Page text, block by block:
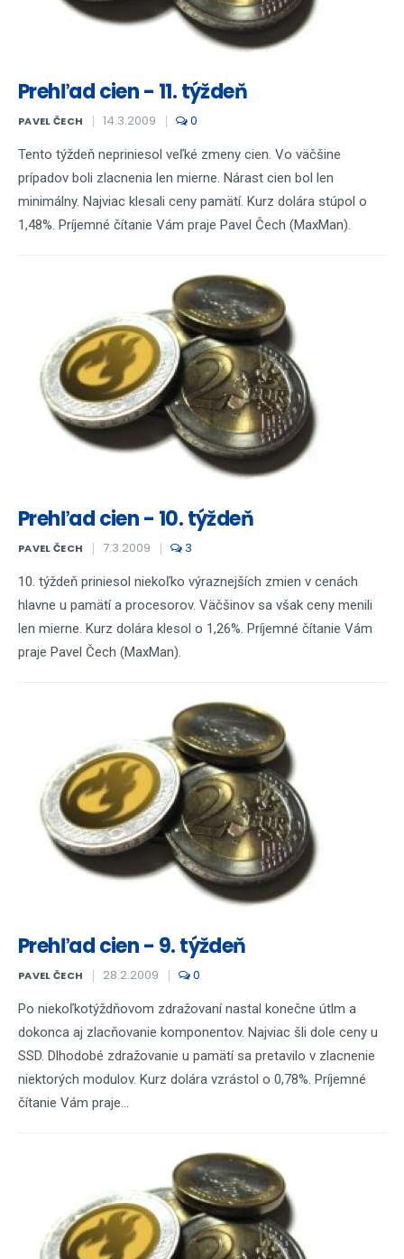
Prehľad cien - 11. týždeň
PAVEL ČECH 14.3.2009 0
Tento týždeň nepriniesol veľké zmeny cien. Vo väčšine
prípadov boli zlacnenia len mierne. Nárast cien bol len
minimálny. Najviac klesali ceny pamätí. Kurz dolára stúpol o
1,48%. Príjemné čítanie Vám praje Pavel Čech (MaxMan).
Prehľad cien - 10. týždeň
PAVEL ČECH 7.3.2009 3
10. týždeň priniesol niekoľko výraznejších zmien v cenách
hlavne u pamätí a procesorov. Väčšinov sa však ceny menili
len mierne. Kurz dolára klesol o 1,26%. Príjemné čítanie Vám
praje Pavel Čech (MaxMan).
Prehľad cien - 9. týždeň
PAVEL ČECH 28.2.2009 0
Po niekoľkotýždňovom zdražovaní nastal konečne útlm a
dokonca aj zlacňovanie komponentov. Najviac šli dole ceny u
SSD. Dlhodobé zdražovanie u pamätí sa pretavilo v zlacnenie
niektorých modulov. Kurz dolára vzrástol o 0,78%. Príjemné
čítanie Vám praje...